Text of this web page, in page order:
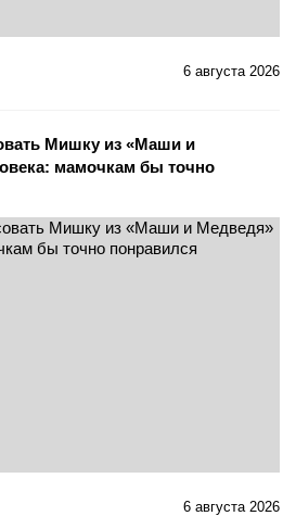
6 августа 2026
Мишку из «Маши и
мамочкам бы точно
6 августа 2026